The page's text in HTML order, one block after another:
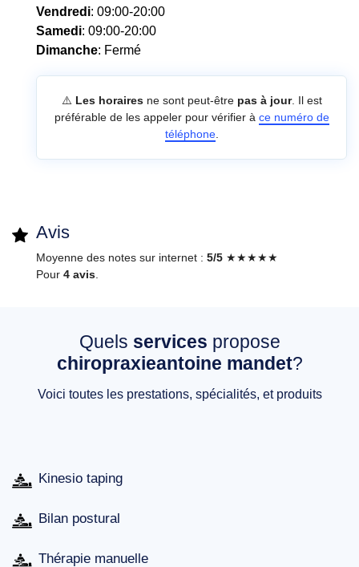
Vendredi: 09:00-20:00
Samedi: 09:00-20:00
Dimanche: Fermé
⚠️ Les horairesne sont peut-être pas à jour. Il est
préférable de les appeler pour vérifier à ce numéro de
téléphone.
Avis
Moyenne des notes sur internet : 5/5 ★★★★★
Pour 4 avis
Quels services propose
chiropraxieantoine mandet?
Voici toutes les prestations, spécialités, et produits
Kinesio taping
Bilan postural
Thérapie manuelle